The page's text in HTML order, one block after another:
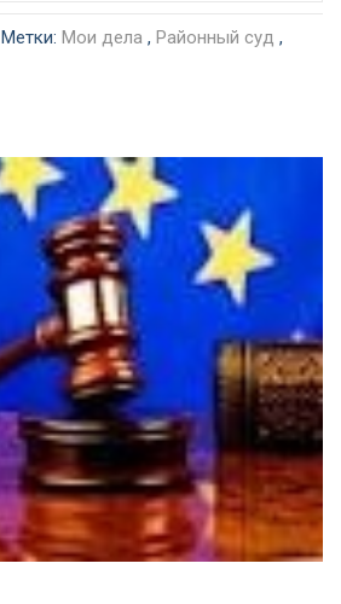
Метки: Мои дела , Районный суд ,